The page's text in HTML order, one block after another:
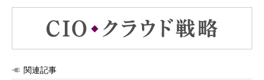
関連記事